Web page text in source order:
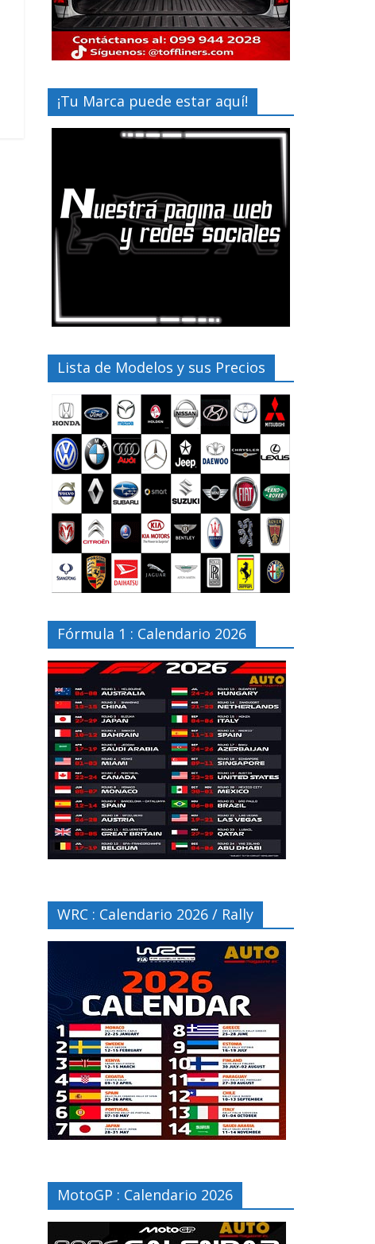
¡Tu Marca puede estar aquí!
Lista de Modelos y sus Precios
Fórmula 1 : Calendario 2026
WRC : Calendario 2026 / Rally
MotoGP : Calendario 2026